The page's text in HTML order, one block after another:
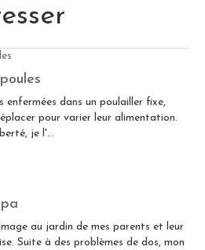
enfermées dans un poulailler fixe,
pour varier leur alimentation.
je l'...
au jardin de mes parents et leur
Suite à des problèmes de dos, mon